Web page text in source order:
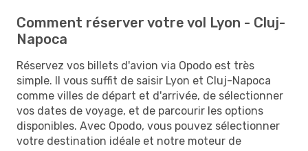
Comment réserver votre vol Lyon - Cluj-
Napoca
Réservez vos billets d'avion via Opodo est très
simple. Il vous suffit de saisir Lyon et Cluj-Napoca
comme villes de départ et d'arrivée, de sélectionner
vos dates de voyage, et de parcourir les options
disponibles. Avec Opodo, vous pouvez sélectionner
votre destination idéale et notre moteur de